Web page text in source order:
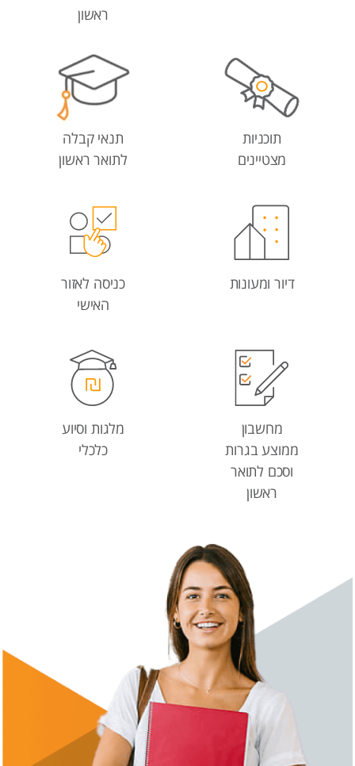
ראשון
תוכניות
מצטיינים
תנאי קבלה
לתואר ראשון
דיור ומעונות
כניסה לאזור
האישי
מחשבון
ממוצע בגרות
וסכם לתואר
ראשון
מלגות וסיוע
כלכלי